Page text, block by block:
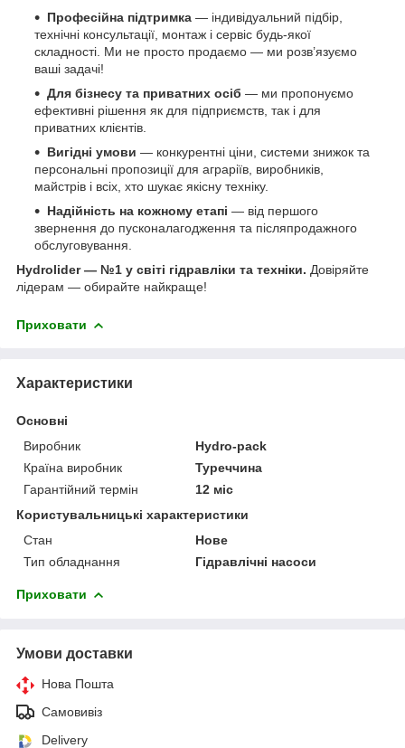
Професійна підтримка — індивідуальний підбір,
технічні консультації, монтаж і сервіс будь-якої
складності. Ми не просто продаємо — ми розв’язуємо
ваші задачі!
Для бізнесу та приватних осіб — ми пропонуємо
ефективні рішення як для підприємств, так і для
приватних клієнтів.
Вигідні умови — конкурентні ціни, системи знижок та
персональні пропозиції для аграріїв, виробників,
майстрів і всіх, хто шукає якісну техніку.
Надійність на кожному етапі — від першого
звернення до пусконалагодження та післяпродажного
обслуговування.
Hydrolider — №1 у світі гідравліки та техніки. Довіряйте
лідерам — обирайте найкраще!
Приховати
Характеристики
Основні
Виробник
Hydro-pack
Країна виробник
Туреччина
Гарантійний термін
12 міс
Користувальницькі характеристики
Стан
Нове
Тип обладнання
Гідравлічні насоси
Приховати
Умови доставки
Нова Пошта
Самовивіз
Delivery